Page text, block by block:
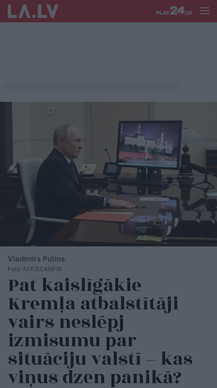
Vladimirs Putins.
Foto: AFP/SCANPIX
Pat kaislīgākie
Kremļa atbalstītāji
vairs neslēpj
izmisumu par
situāciju valstī – kas
viņus dzen panikā?